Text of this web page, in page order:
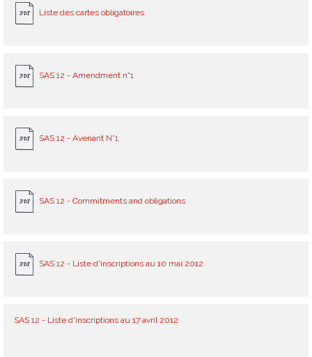
Liste des cartes obligatoires
SAS 12 - Amendment n°1
SAS 12 - Avenant N°1
SAS 12 - Commitments and obligations
SAS 12 - Liste d'inscriptions au 10 mai 2012
SAS 12 - Liste d'inscriptions au 17 avril 2012